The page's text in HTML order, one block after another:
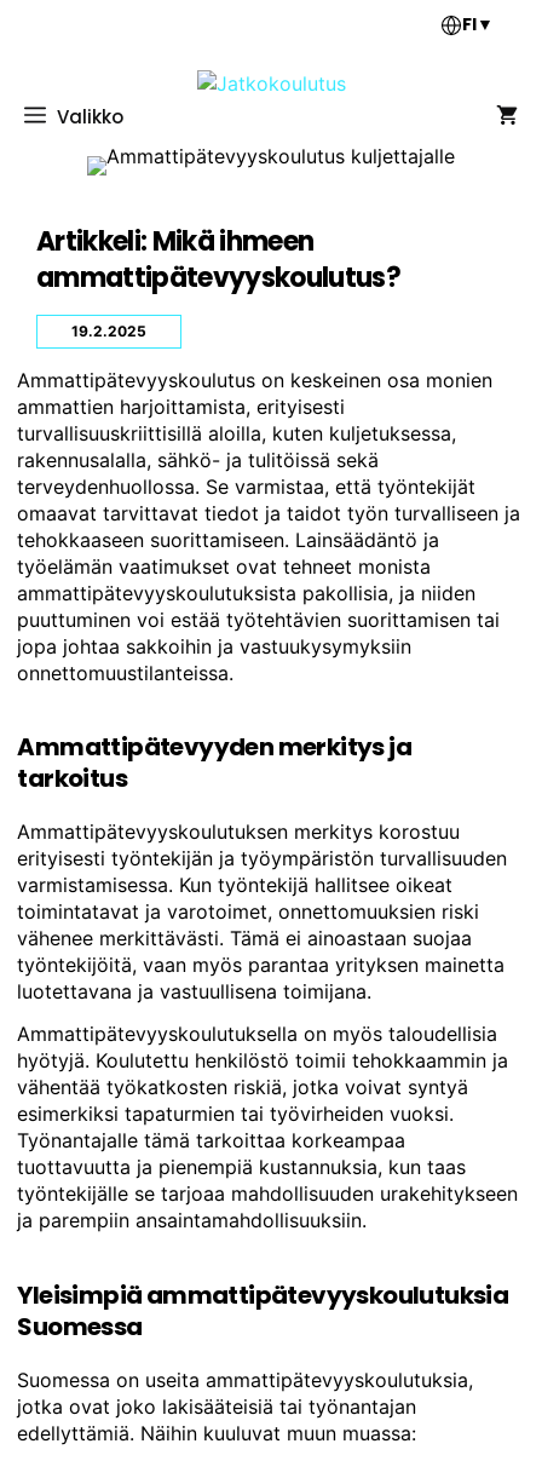
FI▼
Valikko
Artikkeli: Mikä ihmeen
ammattipätevyyskoulutus?
19.2.2025
Ammattipätevyyskoulutus on keskeinen osa monien
ammattien harjoittamista, erityisesti
turvallisuuskriittisillä aloilla, kuten kuljetuksessa,
rakennusalalla, sähkö- ja tulitöissä sekä
terveydenhuollossa. Se varmistaa, että työntekijät
omaavat tarvittavat tiedot ja taidot työn turvalliseen ja
tehokkaaseen suorittamiseen. Lainsäädäntö ja
työelämän vaatimukset ovat tehneet monista
ammattipätevyyskoulutuksista pakollisia, ja niiden
puuttuminen voi estää työtehtävien suorittamisen tai
jopa johtaa sakkoihin ja vastuukysymyksiin
onnettomuustilanteissa.
Ammattipätevyyden merkitys ja
tarkoitus
Ammattipätevyyskoulutuksen merkitys korostuu
erityisesti työntekijän ja työympäristön turvallisuuden
varmistamisessa. Kun työntekijä hallitsee oikeat
toimintatavat ja varotoimet, onnettomuuksien riski
vähenee merkittävästi. Tämä ei ainoastaan suojaa
työntekijöitä, vaan myös parantaa yrityksen mainetta
luotettavana ja vastuullisena toimijana.
Ammattipätevyyskoulutuksella on myös taloudellisia
hyötyjä. Koulutettu henkilöstö toimii tehokkaammin ja
vähentää työkatkosten riskiä, jotka voivat syntyä
esimerkiksi tapaturmien tai työvirheiden vuoksi.
Työnantajalle tämä tarkoittaa korkeampaa
tuottavuutta ja pienempiä kustannuksia, kun taas
työntekijälle se tarjoaa mahdollisuuden urakehitykseen
ja parempiin ansaintamahdollisuuksiin.
Yleisimpiä ammattipätevyyskoulutuksia
Suomessa
Suomessa on useita ammattipätevyyskoulutuksia,
jotka ovat joko lakisääteisiä tai työnantajan
edellyttämiä. Näihin kuuluvat muun muassa: